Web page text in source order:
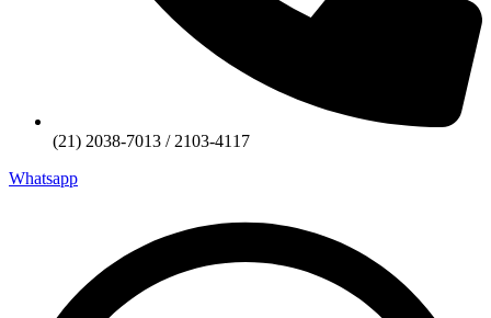
(21) 2038-7013 / 2103-4117
Whatsapp